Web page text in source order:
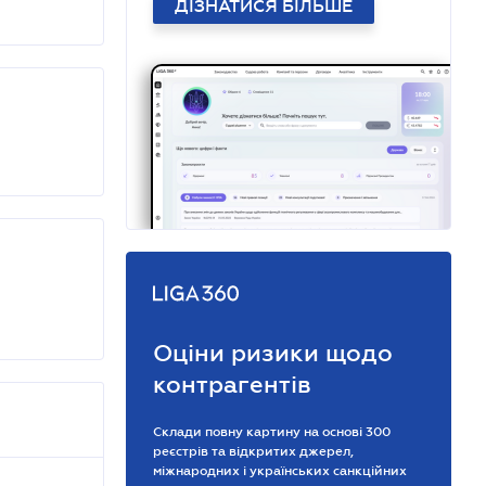
ДІЗНАТИСЯ БІЛЬШЕ
Оціни ризики щодо
контрагентів
Склади повну картину на основі 300
реєстрів та відкритих джерел,
міжнародних і українських санкційних